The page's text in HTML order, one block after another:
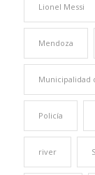
Lionel Messi
Mendoza
Municipalidad
Policía
river